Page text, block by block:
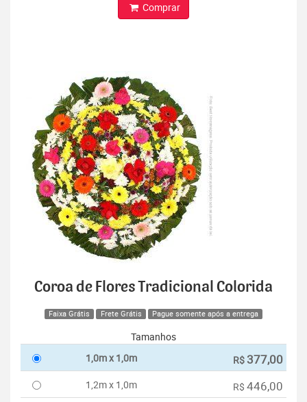
Comprar
Coroa de Flores Tradicional Colorida
Faixa Grátis Frete Grátis Pague somente após a entrega
Tamanhos
1,0m x 1,0m
R$ 377,00
1,2m x 1,0m R$ 446,00